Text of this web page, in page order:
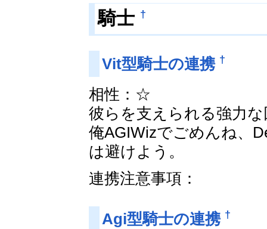
騎士 †
Vit型騎士の連携 †
相性：☆
彼らを支えられる強力
俺AGIWizでごめんね、
は避けよう。
連携注意事項：
Agi型騎士の連携 †